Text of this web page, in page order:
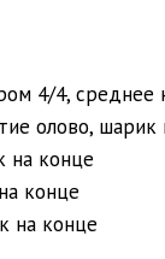
4/4, среднее
олово, шарик
на конце
конце
на конце